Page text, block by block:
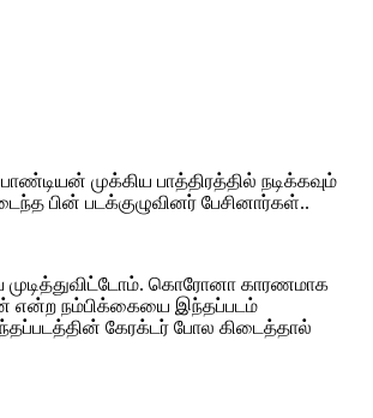
முக்கிய பாத்திரத்தில் நடிக்கவும்
பின் படக்குழுவினர் பேசினார்கள்..
முடித்துவிட்டோம். கொரோனா காரணமாக
என்ற நம்பிக்கையை இந்தப்படம்
கேரக்டர் போல கிடைத்தால்